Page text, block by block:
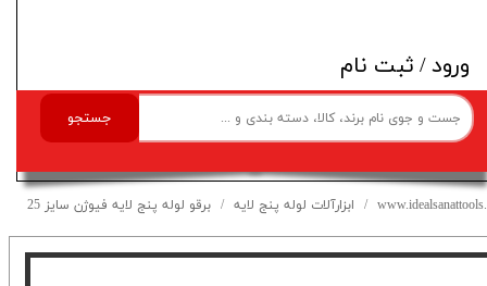
جستجو
ورود/ ثبت نام
ابزارآلات لوله پنج لایه برقو لوله پنج لایه فیوژن سایز 25